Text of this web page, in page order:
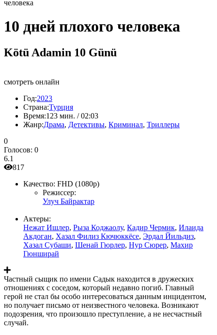
человека
10 дней плохого человека
Kötü Adamin 10 Günü
смотреть онлайн
Год:2023
Страна:Турция
Время:123 мин. / 02:03
Жанр:Драма, Детективы, Криминал, Триллеры
0
Голосов: 0
6.1
817
Качество: FHD (1080p)
Режиссер:
Улуч Байрактар
Актеры:
Нежат Ишлер, Рыза Коджаолу, Кадир Чермик, Илаида
Акдоган, Хазал Филиз Кючюккёсе, Эрдал Йильдиз,
Хазал Субаши, Шенай Гюрлер, Нур Сюрер, Махир
Гюнширай
Частный сыщик по имени Садык находится в дружеских
отношениях с соседом, который недавно погиб. Главный
герой не стал бы особо интересоваться данным инцидентом,
но получает письмо от неизвестного человека. Возникают
подозрения, что произошло преступление, а не несчастный
случай.